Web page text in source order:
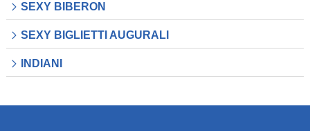
SEXY BIBERON
SEXY BIGLIETTI AUGURALI
INDIANI